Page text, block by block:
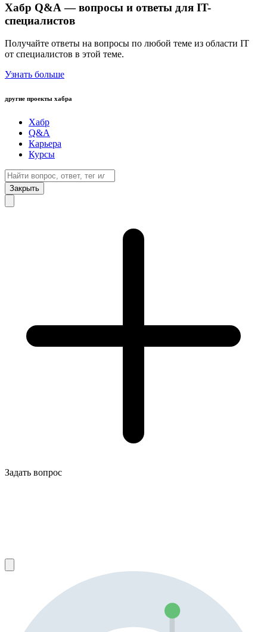
Хабр Q&A — вопросы и ответы для IT-
специалистов
Получайте ответы на вопросы по любой теме из области IT
от специалистов в этой теме.
Узнать больше
другие проекты хабра
Хабр
Q&A
Карьера
Курсы
Закрыть
Задать вопрос